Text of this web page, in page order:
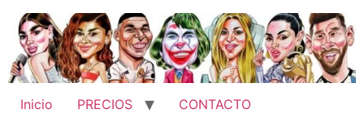
contenido
Inicio PRECIOS CONTACTO